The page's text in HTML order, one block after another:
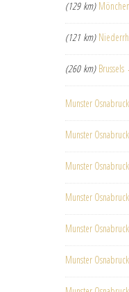
(129 km)
(121 km)
(260 km)
Munster
Munster
Munster
Munster
Munster
Munster